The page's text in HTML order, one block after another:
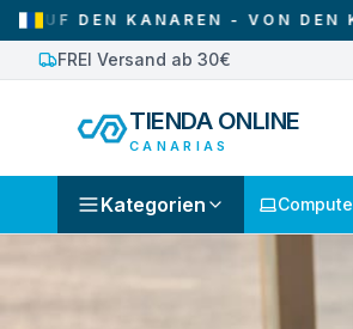
KANAREN - VON DEN
FREI Versand ab 30€
TIENDA ONLINE
CANARIAS
Kategorien